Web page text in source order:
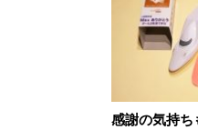
感謝の気持